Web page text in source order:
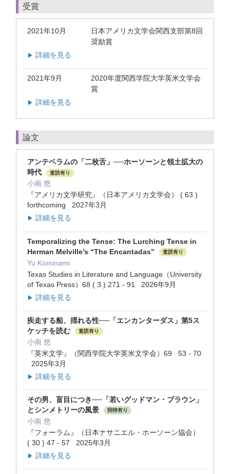
受賞
2021年10月
日本アメリカ文学会関西支部第8回
奨励賞
▶ 詳細を見る
2021年9月
2020年度関西学院大学英米文学会
賞
▶ 詳細を見る
論文
アンテベラムの「二枚舌」──ホーソーンと領土拡大の
時代
査読有り
小南 悠
『アメリカ文学研究』（日本アメリカ文学会） ( 63 )
forthcoming 2027年3月
▶ 詳細を見る
Temporalizing the Tense: The Lurching Tense in
Herman Melville’s “The Encantadas”
査読有り
Yu Kominami
Texas Studies in Literature and Language（University
of Texas Press）68 ( 3 ) 271 - 91 2026年9月
▶ 詳細を見る
疾走する船、揺れる性──「エンカンターダス」第5ス
ケッチを読む
査読有り
小南 悠
『英米文学』（関西学院大学英米文学会）69 53 - 70
2025年3月
▶ 詳細を見る
その男、盲目につき──「若いグッドマン・ブラウン」
とシンメトリーの風景
招待有り
小南 悠
『フォーラム』（日本ナサニエル・ホーソーン協会）
( 30 ) 47 - 57 2025年3月
▶ 詳細を見る